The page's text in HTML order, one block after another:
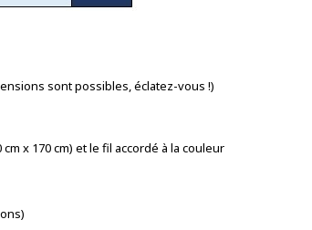
sont possibles, éclatez-vous !)
x 170 cm) et le fil accordé à la couleur